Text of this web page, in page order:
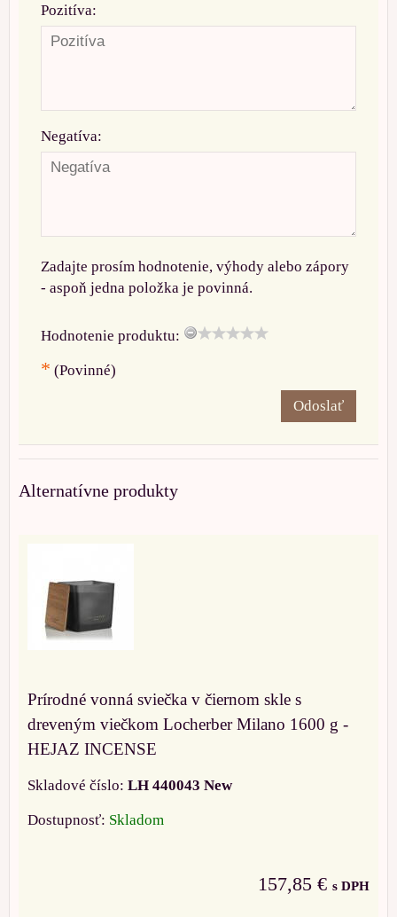
Pozitíva:
Negatíva:
Zadajte prosím hodnotenie, výhody alebo zápory
- aspoň jedna položka je povinná.
Hodnotenie produktu:
* (Povinné)
Odoslať
Alternatívne produkty
Prírodné vonná sviečka v čiernom skle s
dreveným viečkom Locherber Milano 1600 g -
HEJAZ INCENSE
Skladové číslo: LH 440043 New
Dostupnosť: Skladom
157,85 € s DPH